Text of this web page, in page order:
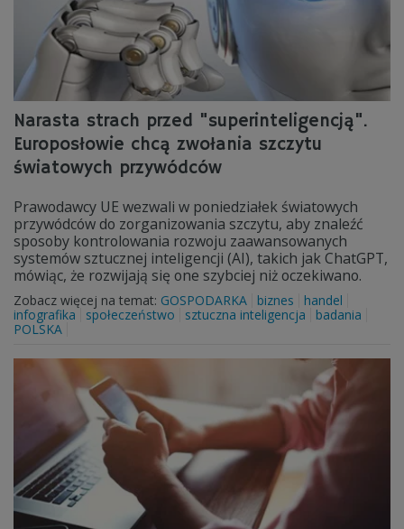
Narasta strach przed "superinteligencją".
Europosłowie chcą zwołania szczytu
światowych przywódców
Prawodawcy UE wezwali w poniedziałek światowych
przywódców do zorganizowania szczytu, aby znaleźć
sposoby kontrolowania rozwoju zaawansowanych
systemów sztucznej inteligencji (AI), takich jak ChatGPT,
mówiąc, że rozwijają się one szybciej niż oczekiwano.
Zobacz więcej na temat: GOSPODARKA biznes
handel
infografika
społeczeństwo sztuczna inteligencja
badania
POLSKA